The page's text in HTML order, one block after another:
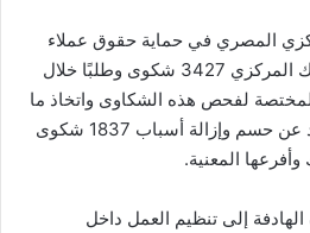
المصري في حماية حقوق عملاء
القطاع المصرفي، تلقى البنك المركزي 3427 شكوى وطلبًا خلال
لفحص هذه الشكاوى واتخاذ ما
يلزم حيالها، وأسفرت الجهود عن حسم وإزالة أسباب 1837 شكوى
وأفرعها المعنية.
الهادفة إلى تنظيم العمل داخل